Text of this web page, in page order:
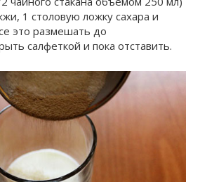
1 столовую ложку сахара и
это размешать до
салфеткой и пока отставить.